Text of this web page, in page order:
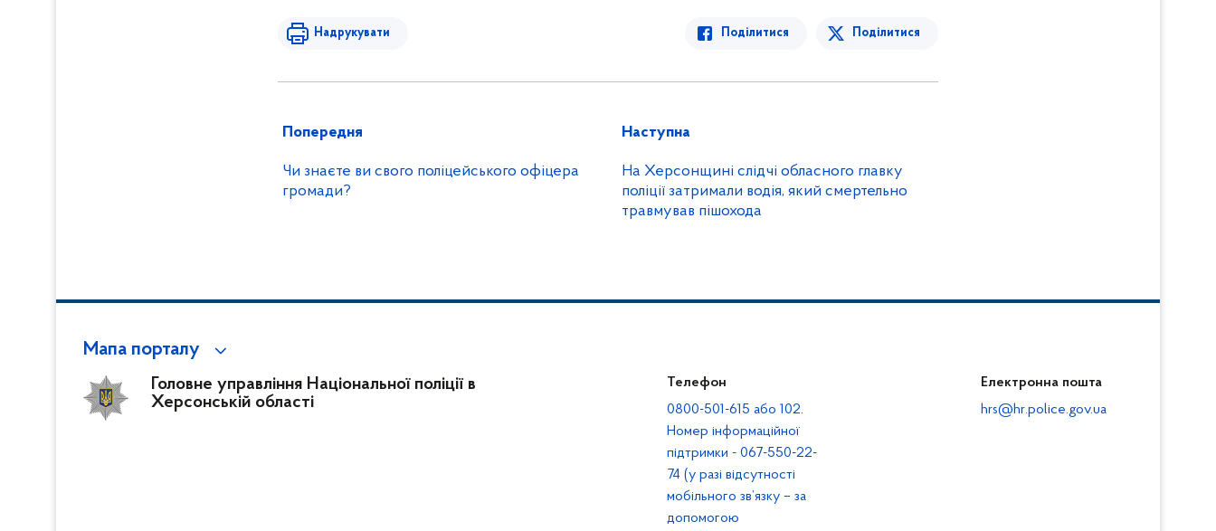
Надрукувати Поділитися Поділитися
Попередня
Чи знаєте ви свого поліцейського офіцера
громади?
Наступна
На Херсонщині слідчі обласного главку
поліції затримали водія, який смертельно
травмував пішохода
Мапа порталу
Головне управління Національної поліції в
Херсонській області
Телефон
0800-501-615 або 102.
Номер інформаційної
підтримки - 067-550-22-
74 (у разі відсутності
мобільного зв’язку – за
допомогою
Електронна пошта
hrs@hr.police.gov.ua